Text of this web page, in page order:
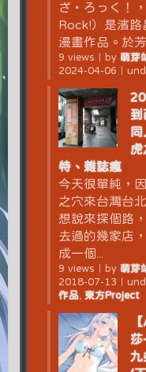
ざ・ろっく！
Rock!）是濱路
漫畫作品。於芳
9 views by 萌芽
2024-04-06
到
同
虎
特、雜誌瘋
今天很單純，
之穴來台灣台
想說來探個路
去過的幾家店
成一個...
9 views by 萌芽
2018-07-13
作品, 東方Project
莎
九